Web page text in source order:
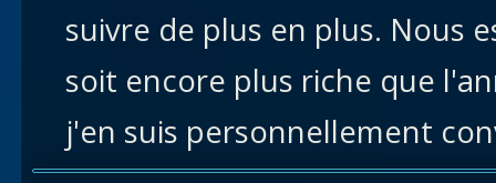
suivre de plus en plus. Nous
soit encore plus riche que
j'en suis personnellement